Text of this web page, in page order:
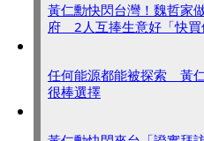
黃仁勳快閃台灣！魏哲家
府 2人互捧生意好「快買
任何能源都能被探索 黃
很棒選擇